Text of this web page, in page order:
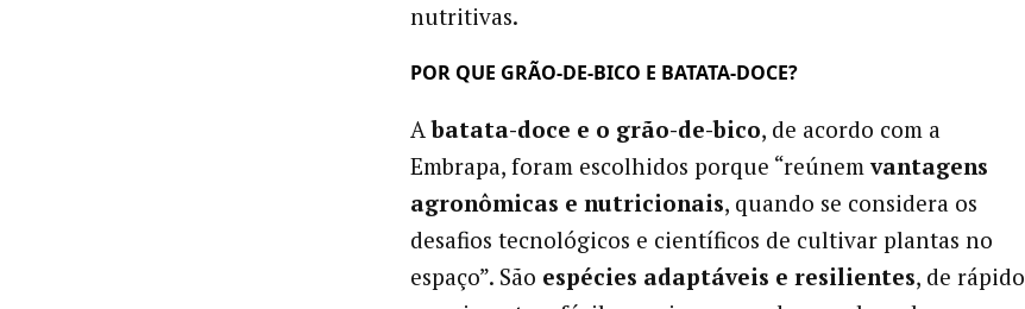
nutritivas.
POR QUE GRÃO-DE-BICO E BATATA-DOCE?
Abatata-doce e o grão-de-bico, de acordo com a
Embrapa, foram escolhidos porque “reúnemvantagens
agronômicas e nutricionais, quando se considera os
desafios tecnológicos e científicos de cultivar plantas no
espaço”. São espécies adaptáveis e resilientes, de rápido